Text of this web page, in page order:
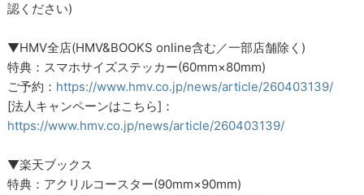
認ください)
▼HMV全店(HMV&BOOKS online含む／一部店舗除く)
特典：スマホサイズステッカー(60mm×80mm)
ご予約： https://www.hmv.co.jp/news/article/260403139/
[法人キャンペーンはこちら]：
https://www.hmv.co.jp/news/article/260403139/
▼楽天ブックス
特典：アクリルコースター(90mm×90mm)